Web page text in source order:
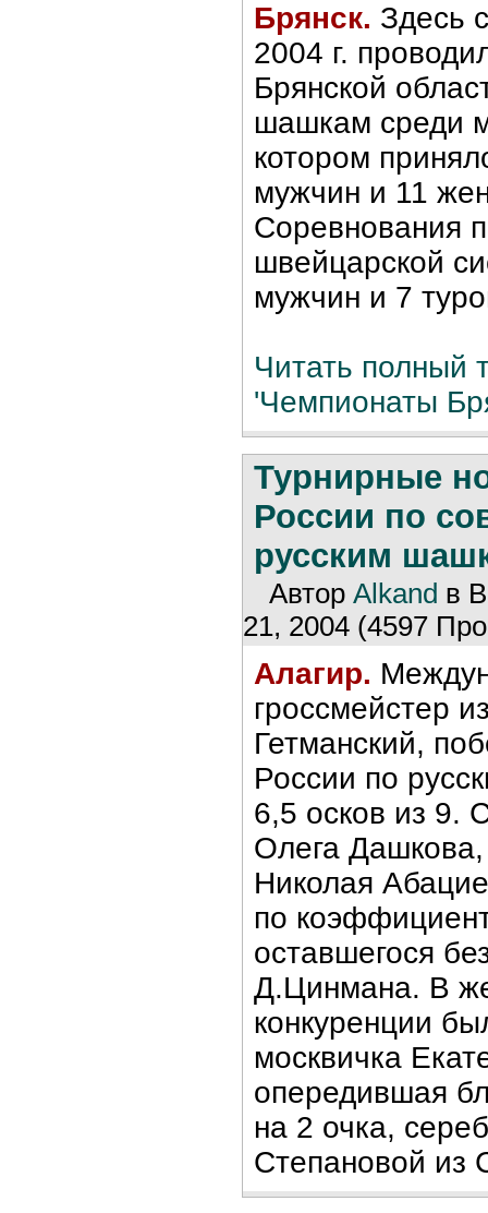
Брянск. Здесь
2004 г.
Брянской
шашкам среди
котором
мужчин и 11
Соревнования
швейцарской
мужчин и 7
Читать полный
'Чемпионаты
Турнирные
России по
русским
Автор Alkand в
21, 2004 (4597
Алагир.
гроссмейстер
Гетманский,
России по
6,5 осков из 9.
Олега
Николая
по
оставшегося
Д.Цинмана. В
конкуренции
москвичка
опередившая
на 2 очка,
Степановой из